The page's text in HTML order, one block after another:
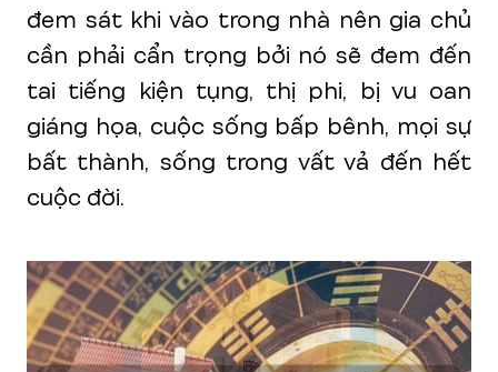
đem sát khi vào trong nhà nên gia chủ
cần phải cẩn trọng bởi nó sẽ đem đến
tai tiếng kiện tụng, thị phi, bị vu oan
giáng họa, cuộc sống bấp bênh, mọi sự
bất thành, sống trong vất vả đến hết
cuộc đời.